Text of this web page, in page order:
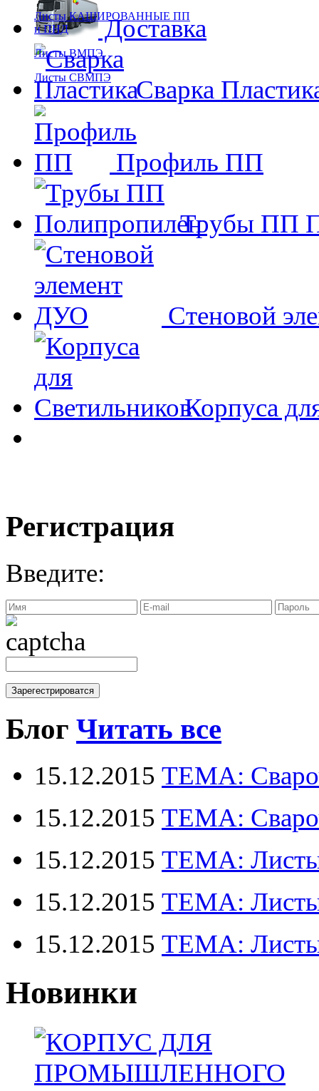
Листы КАШИРОВАННЫЕ ПП
и ПНД
Листы ВМПЭ
Листы СВМПЭ
Доставка
Сварка
Профиль ПП
Трубы ПП
Стеновой
Корпуса
Регистрация
Введите:
Блог Читать все
15.12.2015 ТЕМА:
15.12.2015 ТЕМА:
15.12.2015 ТЕМА:
15.12.2015 ТЕМА:
15.12.2015 ТЕМА:
Новинки